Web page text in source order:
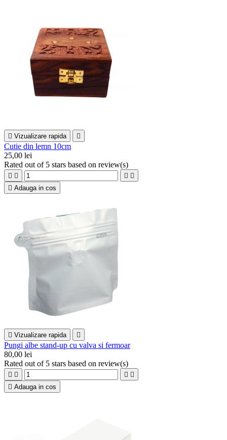
 Vizualizare rapida 
Cutie din lemn 10cm
25,00 lei
Rated out of 5 stars based on review(s)
   
 Adauga in cos
 Vizualizare rapida 
Pungi albe stand-up cu valva si fermoar
80,00 lei
Rated out of 5 stars based on review(s)
   
 Adauga in cos